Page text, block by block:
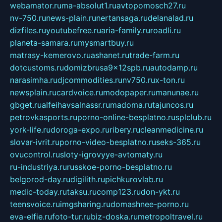
webamator.ruma-absolut1.ruavtopomosch27.ru
nv-750.runews-plain.runertansaga.rudelanalad.ru
dizfiles.ruyoutubefree.ruaria-family.ruroadli.ru
planeta-samara.rumysmartbuy.ru
matrasy-kemerovo.ruashanet.rutrade-farm.ru
dotcustoms.rudomizbrusa9x12spb.ruautodamp.ru
narasimha.rudjcommodities.runv750.rux-ton.ru
newsplain.rucardvoice.rumodopaper.rumanunae.ru
gbget.rualfeihavsalnassr.rumadoma.rutajuncos.ru
petrovkasports.ruporno-online-besplatno.rusplclub.ru
york-life.rudoroga-expo.ruribery.rucleanmedicine.ru
slovar-ivrit.ruporno-video-besplatno.ruseks-365.ru
ovucontrol.rusloty-igrovyye-avtomaty.ru
ru-industriya.rurusskoe-porno-besplatno.ru
belgorod-day.rudigilith.rupichkurovlab.ru
medic-today.rutaksu.rucomp123.rudon-ykt.ru
teensvoice.ruimgsharing.rudomashnee-porno.ru
eva-elfie.rufoto-tur.rubiz-doska.rumetropoltravel.ru